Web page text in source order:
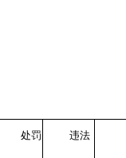
处罚 违法